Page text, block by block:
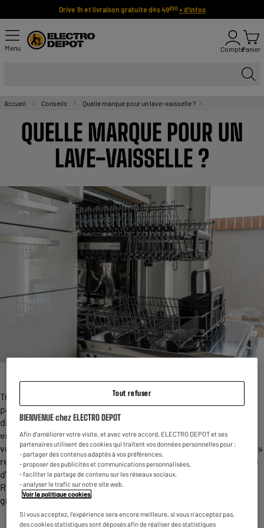
Drive 1h et livraison gratuite dès 49€90 + d'infos
Menu ComptePanier
Accueil Conseils Quelle marque pour un lave-vaisselle ?
QUELLE MARQUE POUR UN
LAVE-VAISSELLE ?
Trouvez un
sur le marché qui s’adapte
parfaitement à vos besoins. De nombreuses références sont
disponibles : lave-vaisselle en pose libre, lave-vaisselle
encastrable,lave-vaisselle compact. Tous ces types de lave-
vaisselle peuvent s’accorder à votre intérieur selon ce que vous
recherchez. Electro Dépôt propose toute l’année des appareils
d’électroménagers au meilleur prix pour tous les budgets.
Retrouvez des produits d’entrée de gamme à prix doux, à de
grandes marques d’électroménagers.
Tout refuser
BIENVENUE chez ELECTRO DEPOT
Afin d'améliorer votre visite, et avec votre accord, ELECTRO DEPOT et ses
partenaires utilisent des cookies qui traitent vos données personnelles pour :
- partager des contenus adaptés à vos préférences,
- proposer des publicités et communications personnalisées,
- faciliter le partage de contenu sur les réseaux sociaux,
- analyser le trafic sur notre site web.
Voir la politique cookies
Si vous acceptez, l'expérience sera encore meilleure, si vous n'acceptez pas,
des cookies statistiques sont déposés afin de réaliser des statistiques